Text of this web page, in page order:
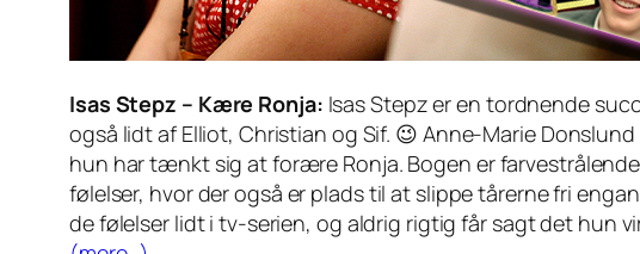
Isas Stepz – Kære Ronja: Isas Stepz er en tordnende
også lidt af Elliot, Christian og Sif. 😉 Anne-Marie
hun har tænkt sig at forære Ronja. Bogen er
følelser, hvor der også er plads til at slippe tårerne fri
de følelser lidt i tv-serien, og aldrig rigtig får sagt det hun